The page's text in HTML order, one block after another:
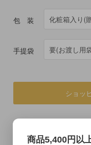
包 装
手提袋
ショッ
この商品について問い合
商品5,400円以